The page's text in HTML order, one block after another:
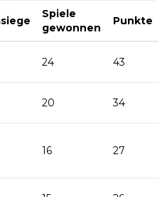
Spiele
gewonnen
Punkte
24 43
20 34
16 27